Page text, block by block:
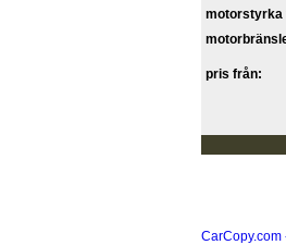
motorstyrka
pris från:
CarCopy.com